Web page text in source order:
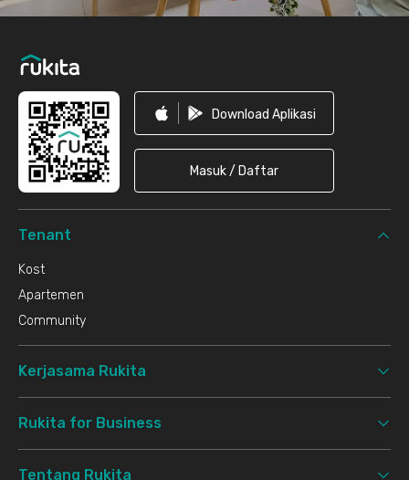
Download Aplikasi
Masuk / Daftar
Tenant
Kost
Apartemen
Community
Kerjasama Rukita
Rukita for Business
Tentang Rukita